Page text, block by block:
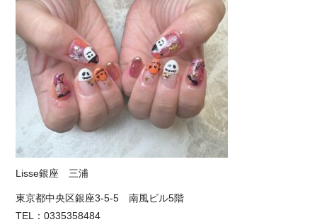
Lisse銀座 三浦
東京都中央区銀座3-5-5 南風ビル5階
TEL：0335358484